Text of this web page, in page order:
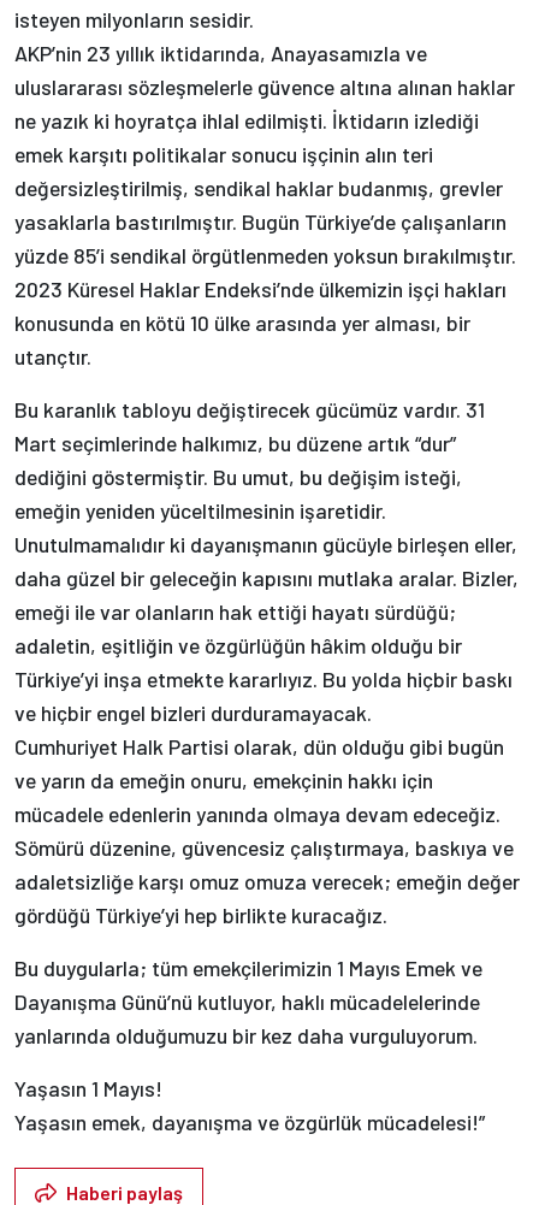
isteyen milyonların sesidir.
AKP’nin 23 yıllık iktidarında, Anayasamızla ve
uluslararası sözleşmelerle güvence altına alınan haklar
ne yazık ki hoyratça ihlal edilmişti. İktidarın izlediği
emek karşıtı politikalar sonucu işçinin alın teri
değersizleştirilmiş, sendikal haklar budanmış, grevler
yasaklarla bastırılmıştır. Bugün Türkiye’de çalışanların
yüzde 85’i sendikal örgütlenmeden yoksun bırakılmıştır.
2023 Küresel Haklar Endeksi’nde ülkemizin işçi hakları
konusunda en kötü 10 ülke arasında yer alması, bir
utançtır.
Bu karanlık tabloyu değiştirecek gücümüz vardır. 31
Mart seçimlerinde halkımız, bu düzene artık “dur”
dediğini göstermiştir. Bu umut, bu değişim isteği,
emeğin yeniden yüceltilmesinin işaretidir.
Unutulmamalıdır ki dayanışmanın gücüyle birleşen eller,
daha güzel bir geleceğin kapısını mutlaka aralar. Bizler,
emeği ile var olanların hak ettiği hayatı sürdüğü;
adaletin, eşitliğin ve özgürlüğün hâkim olduğu bir
Türkiye’yi inşa etmekte kararlıyız. Bu yolda hiçbir baskı
ve hiçbir engel bizleri durduramayacak.
Cumhuriyet Halk Partisi olarak, dün olduğu gibi bugün
ve yarın da emeğin onuru, emekçinin hakkı için
mücadele edenlerin yanında olmaya devam edeceğiz.
Sömürü düzenine, güvencesiz çalıştırmaya, baskıya ve
adaletsizliğe karşı omuz omuza verecek; emeğin değer
gördüğü Türkiye’yi hep birlikte kuracağız.
Bu duygularla; tüm emekçilerimizin 1 Mayıs Emek ve
Dayanışma Günü’nü kutluyor, haklı mücadelelerinde
yanlarında olduğumuzu bir kez daha vurguluyorum.
Yaşasın 1 Mayıs!
Yaşasın emek, dayanışma ve özgürlük mücadelesi!”
Haberi paylaş